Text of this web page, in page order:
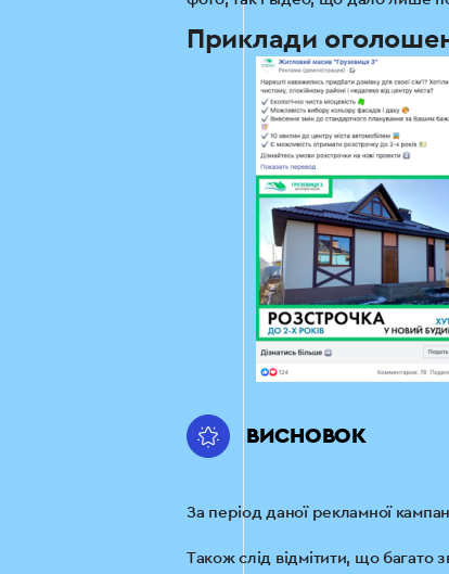
Приклади
ВИСНОВОК
За період даної рекламної
Також слід відмітити, що багато